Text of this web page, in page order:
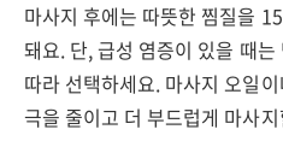
마사지 후에는 따뜻한 찜질을
돼요. 단, 급성 염증이 있을 때
따라 선택하세요. 마사지 오일
극을 줄이고 더 부드럽게 마사